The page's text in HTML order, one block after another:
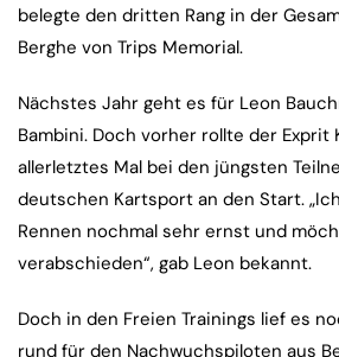
belegte den dritten Rang in der
Berghe von Trips Memorial.
Nächstes Jahr geht es für Leon
Bambini. Doch vorher rollte der Exprit
allerletztes Mal bei den jüngsten
deutschen Kartsport an den Start.
Rennen nochmal sehr ernst und
verabschieden“, gab Leon bekannt.
Doch in den Freien Trainings lief es
rund für den Nachwuchspiloten aus